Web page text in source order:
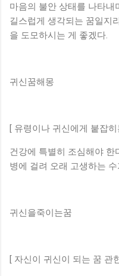
마음의 불안 상태를 나타
길스럽게 생각되는 꿈일지
을 도모하시는 게 좋겠다.
귀신꿈해몽
[ 유령이나 귀신에게 붙잡
건강에 특별히 조심해야 한
병에 걸려 오래 고생하는 수
귀신을죽이는꿈
[ 자신이 귀신이 되는 꿈 관